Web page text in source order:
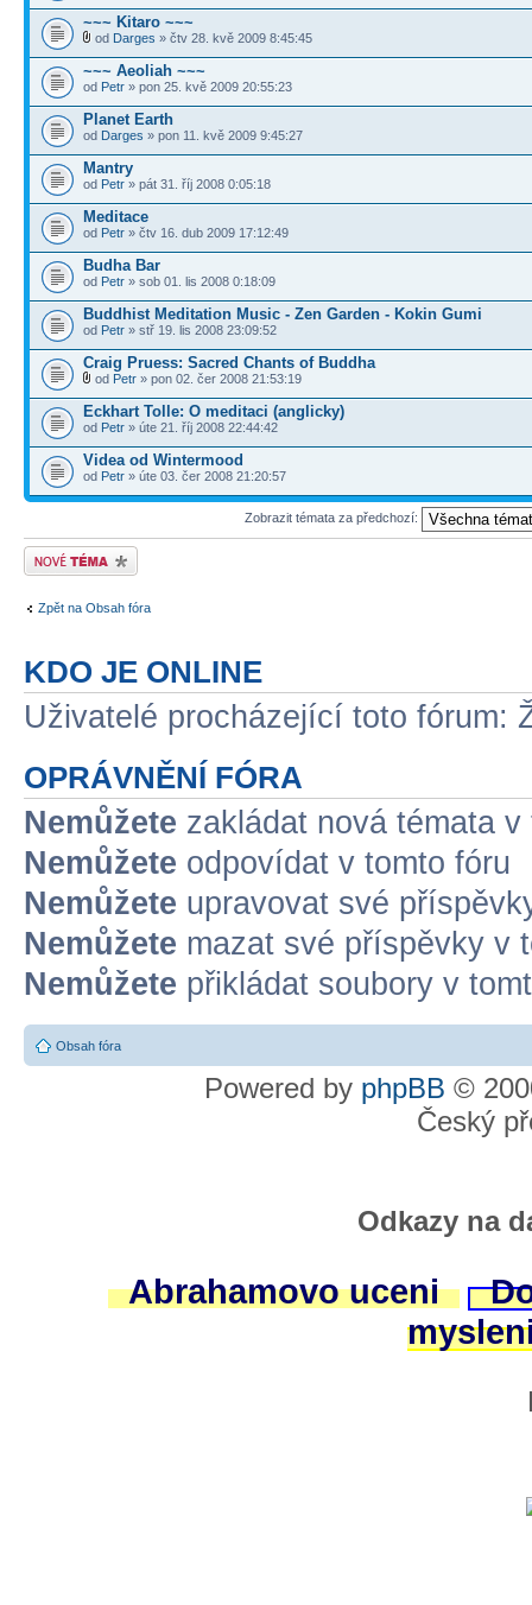
~~~ Kitaro ~~~
od Darges » čtv 28. kvě 2009 8:45:45
~~~ Aeoliah ~~~
od Petr » pon 25. kvě 2009 20:55:23
Planet Earth
od Darges » pon 11. kvě 2009 9:45:27
Mantry
od Petr » pát 31. říj 2008 0:05:18
Meditace
od Petr » čtv 16. dub 2009 17:12:49
Budha Bar
od Petr » sob 01. lis 2008 0:18:09
Buddhist Meditation Music - Zen Garden - Kokin Gumi
od Petr » stř 19. lis 2008 23:09:52
Craig Pruess: Sacred Chants of Buddha
od Petr » pon 02. čer 2008 21:53:19
Eckhart Tolle: O meditaci (anglicky)
od Petr » úte 21. říj 2008 22:44:42
Videa od Wintermood
od Petr » úte 03. čer 2008 21:20:57
Zobrazit témata za předchozí:
Odeslat nové téma
Zpět na Obsah fóra
KDO JE ONLINE
Uživatelé procházející toto fórum:
OPRÁVNĚNÍ FÓRA
Nemůžete zakládat nová témata v
Nemůžete odpovídat v tomto fóru
Nemůžete upravovat své
Nemůžete mazat své příspěvky v
Nemůžete přikládat soubory v
Obsah fóra
Powered by phpBB ©
Český
Odkazy na
Abrahamovo uceni